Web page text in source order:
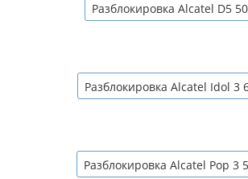
Разблокировка Alcatel D5
Разблокировка Alcatel Idol 3
Разблокировка Alcatel Pop 3